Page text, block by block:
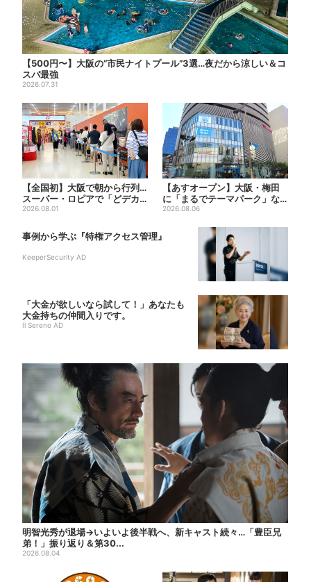
【500円〜】大阪の“市民ナイトプール”3選…夜だから涼しい＆コ
スパ最強
2026.07.31
【全国初】大阪で朝から行列…
スーパー・ロピアで「どデカ
抽選会」、開始30分で“1...
2026.08.01
【あすオープン】大阪・梅田
に「まるでテーマパーク」な
巨大スポーツ店、461ブラン...
2026.08.06
事例から学ぶ『特権アクセス管理』
KeeperSecurity AD
「大金が欲しいなら試して！」あなたも
大金持ちの仲間入りです。
Il Sereno AD
明智光秀が退場→いよいよ後半戦へ、新キャスト続々…「豊臣兄
弟！」振り返り＆第30...
2026.08.04